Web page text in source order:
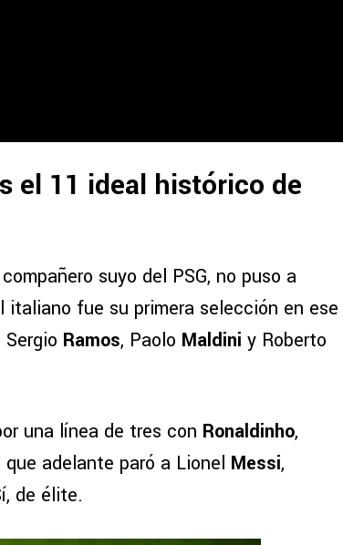
el 11 ideal histórico de
suyo del PSG, no puso a
italiano fue su primera selección en ese
Sergio Ramos, Paolo Maldini y Roberto
una línea de tres con Ronaldinho,
que adelante paró a Lionel Messi,
de élite.